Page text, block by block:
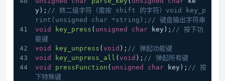
y) ; // 转二级字符（需按 shift 的字符）void key_p
rint(unsigned char *string);// 键盘输出字符串
void
key_press ( unsigned char key) ; // 按下功
能键
void
key_unpress ( void ) ; // 弹起功能键
void
key_unpress_all ( void ) ; // 弹起所有键
void
pressFunction ( unsigned char key) ; // 按
下特殊键